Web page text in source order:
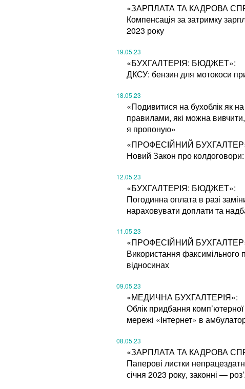
«ЗАРПЛАТА ТА КАДРОВА
Компенсація за затримку
2023 року
19.05.23
«БУХГАЛТЕРІЯ: БЮДЖЕТ»:
ДКСУ: бензин для мотокоси
18.05.23
«Подивитися на бухоблік як
правилами, які можна
я пропоную»
«ПРОФЕСІЙНИЙ
Новий Закон про колдоговори:
12.05.23
«БУХГАЛТЕРІЯ: БЮДЖЕТ»:
Погодинна оплата в разі
нараховувати доплати та
11.05.23
«ПРОФЕСІЙНИЙ
Використання факсимільного
відносинах
09.05.23
«МЕДИЧНА БУХГАЛТЕРІЯ»:
Облік придбання
мережі «Інтернет» в
08.05.23
«ЗАРПЛАТА ТА КАДРОВА
Паперові листки
січня 2023 року, законні —